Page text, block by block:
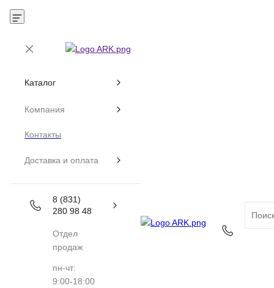
Каталог
Компания
Контакты
Доставка и оплата
8 (831)
280 98 48
Отдел
продаж
пн-чт:
9:00-18:00